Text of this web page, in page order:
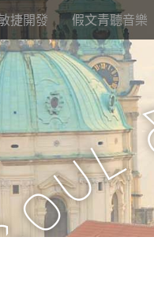
捷開發 假文青聽音樂
o
u
l